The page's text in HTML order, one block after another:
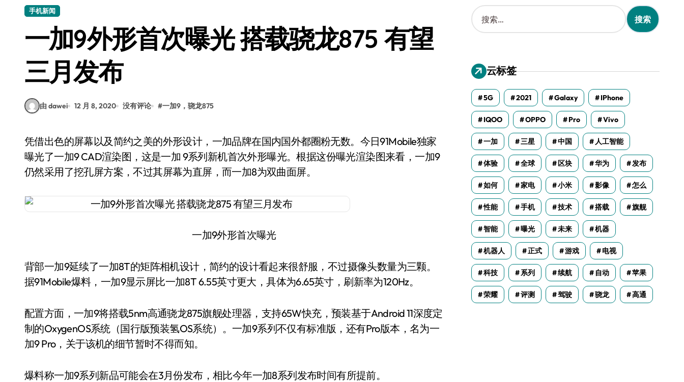
手机新闻
一加9外形首次曝光 搭载骁龙875 有望
三月发布
由 dawei 12 月 8, 2020 没有评论 #一加9，骁龙875
凭借出色的屏幕以及简约之美的外形设计，一加品牌在国内国外都圈粉无数。今日91Mobile独家
曝光了一加9 CAD渲染图，这是一加 9系列新机首次外形曝光。根据这份曝光渲染图来看，一加9
仍然采用了挖孔屏方案，不过其屏幕为直屏，而一加8为双曲面屏。
一加9外形首次曝光
背部一加9延续了一加8T的矩阵相机设计，简约的设计看起来很舒服，不过摄像头数量为三颗。
据91Mobile爆料，一加9显示屏比一加8T 6.55英寸更大，具体为6.65英寸，刷新率为120Hz。
配置方面，一加9将搭载5nm高通骁龙875旗舰处理器，支持65W快充，预装基于Android 11深度定
制的OxygenOS系统（国行版预装氢OS系统）。一加9系列不仅有标准版，还有Pro版本，名为一
加9 Pro，关于该机的细节暂时不得而知。
爆料称一加9系列新品可能会在3月份发布，相比今年一加8系列发布时间有所提前。
搜
索
：
云标签
5G 2021 Galaxy IPhone
IQOO OPPO Pro Vivo
一加 三星 中国 人工智能
体验 全球 区块 华为 发布
如何 家电 小米 影像 怎么
性能 手机 技术 搭载 旗舰
智能 曝光 未来 机器
机器人 正式 游戏 电视
科技 系列 续航 自动 苹果
荣耀 评测 驾驶 骁龙 高通